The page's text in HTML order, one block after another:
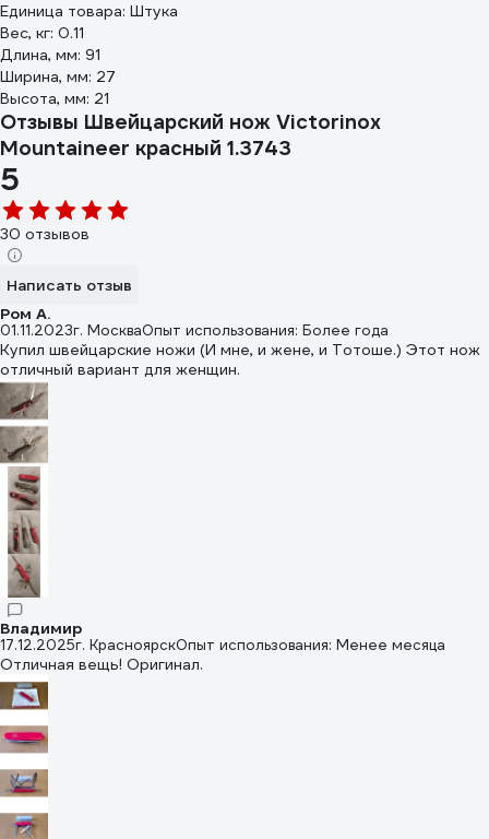
Единица товара: Штука
Вес, кг: 0.11
Длина, мм: 91
Ширина, мм: 27
Высота, мм: 21
Отзывы Швейцарский нож Victorinox
Mountaineer красный 1.3743
5
30 отзывов
Написать отзыв
Ром А.
01.11.2023г. МоскваОпыт использования: Более года
Купил швейцарские ножи (И мне, и жене, и Тотоше.) Этот нож
отличный вариант для женщин.
Владимир
17.12.2025г. КрасноярскОпыт использования: Менее месяца
Отличная вещь! Оригинал.